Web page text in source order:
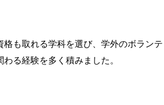
も取れる学科を選び、学外のボランテ
る経験を多く積みました。